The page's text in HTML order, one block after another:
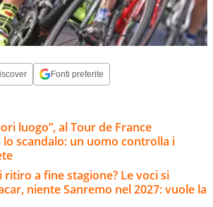
Fonti preferite
luogo”, al Tour de France
scandalo: un uomo controlla i
ritiro a fine stagione? Le voci si
niente Sanremo nel 2027: vuole la